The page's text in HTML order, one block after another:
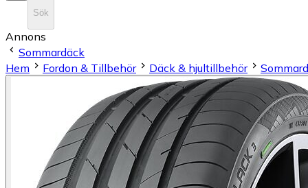
Sök
Annons
Sommardäck
Hem
Fordon & Tillbehör Däck & hjultillbehör